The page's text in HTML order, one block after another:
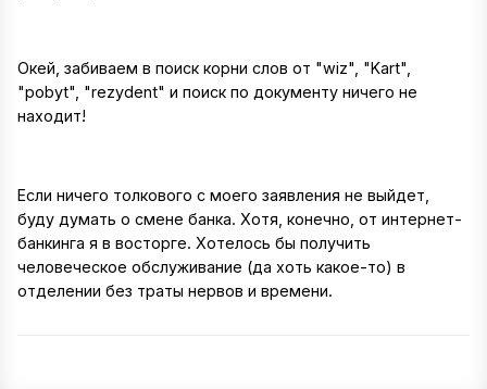
Окей, забиваем в поиск корни слов от "wiz", "Kart",
"pobyt", "rezydent" и поиск по документу ничего не
находит!
Если ничего толкового с моего заявления не выйдет,
буду думать о смене банка. Хотя, конечно, от интернет-
банкинга я в восторге. Хотелось бы получить
человеческое обслуживание (да хоть какое-то) в
отделении без траты нервов и времени.